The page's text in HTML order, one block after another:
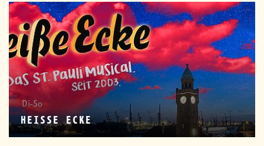
Di-So
HEISSE ECKE